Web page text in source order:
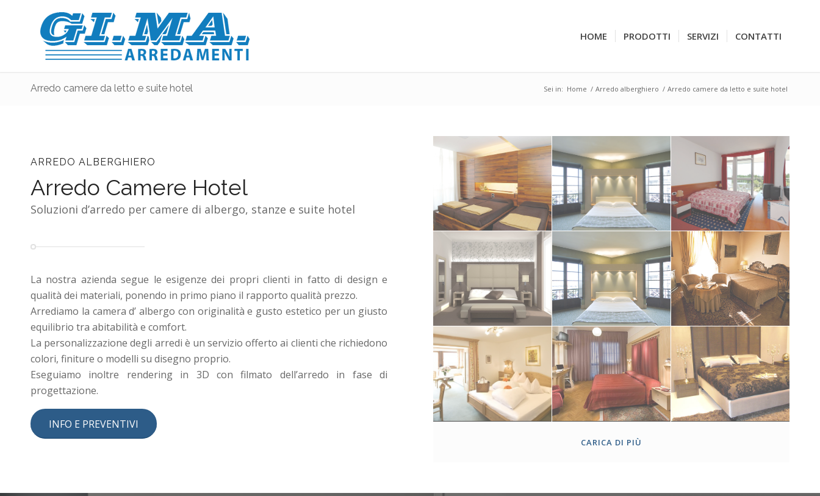
HOME PRODOTTI SERVIZI CONTATTI
Arredo camere da letto e suite hotel Sei in: Home / Arredo alberghiero / Arredo camere da letto e suite hotel
ARREDO ALBERGHIERO
Arredo Camere Hotel
Soluzioni d’arredo per camere di albergo, stanze e suite hotel
La nostra azienda segue le esigenze dei propri clienti in fatto di design e
qualità dei materiali, ponendo in primo piano il rapporto qualità prezzo.
Arrediamo la camera d’ albergo con originalità e gusto estetico per un giusto
equilibrio tra abitabilità e comfort.
La personalizzazione degli arredi è un servizio offerto ai clienti che richiedono
colori, finiture o modelli su disegno proprio.
Eseguiamo inoltre rendering in 3D con filmato dell’arredo in fase di
progettazione.
INFO E PREVENTIVI
CARICA DI PIÙ